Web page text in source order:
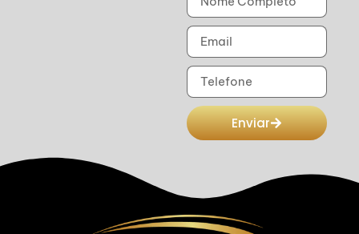
Enviar